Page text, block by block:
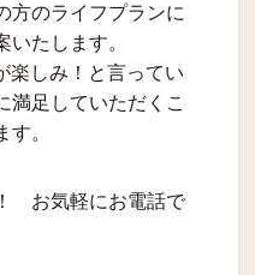
方のライフプランに
いたします。
楽しみ！と言ってい
満足していただくこ
す。
お気軽にお電話で